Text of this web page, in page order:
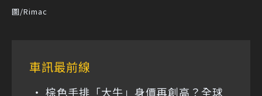
圖/Rimac
車訊最前線
棕色手排「大牛」身價再創高？全球